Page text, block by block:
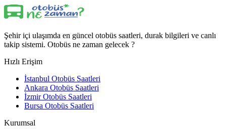
Şehir içi ulaşımda en güncel otobüs saatleri, durak bilgileri ve canlı
takip sistemi. Otobüs ne zaman gelecek ?
Hızlı Erişim
İstanbul Otobüs Saatleri
Ankara Otobüs Saatleri
İzmir Otobüs Saatleri
Bursa Otobüs Saatleri
Kurumsal